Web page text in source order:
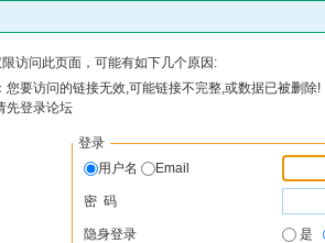
访问此页面，可能有如下几个原因:
您要访问的链接无效,可能链接不完整,或数据已被删除!
先登录论坛
登录
用户名
Email
密 码
隐身登录 是